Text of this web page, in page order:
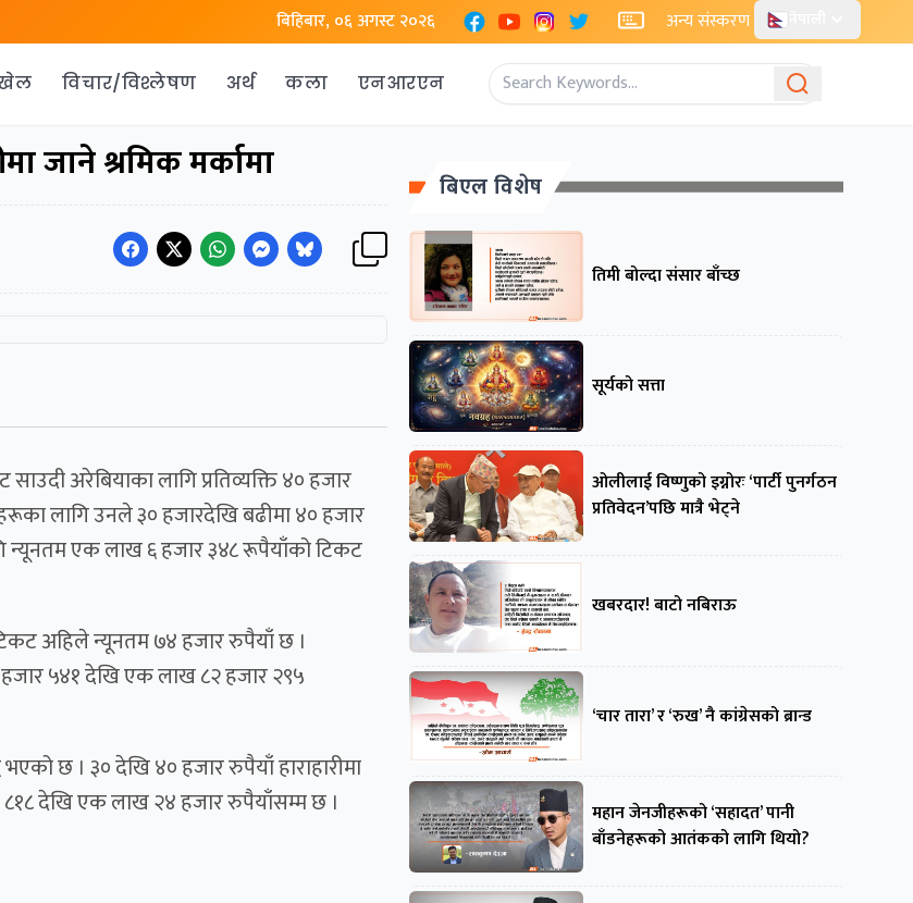
बिहिबार, ०६ अगस्ट २०२६ FacebookYouTubeInstagram
X अन्य संस्करण
विचार/विश्लेषण अर्थ कला एनआरएन
जाने श्रमिक मर्कामा
अरेबियाका लागि प्रतिव्यक्ति ४० हजार
लागि उनले ३० हजारदेखि बढीमा ४० हजार
न्यूनतम एक लाख ६ हजार ३४८ रूपैयाँको टिकट
अहिले न्यूनतम ७४ हजार रुपैयाँ छ ।
हजार ५४१ देखि एक लाख ८२ हजार २९५
छ । ३० देखि ४० हजार रुपैयाँ हाराहारीमा
देखि एक लाख २४ हजार रुपैयाँसम्म छ ।
बिएल विशेष
तिमी बोल्दा संसार बाँच्छ
सूर्यको सत्ता
ओलीलाई विष्णुको इग्नोरः ‘पार्टी पुनर्गठन
प्रतिवेदन’पछि मात्रै भेट्ने
खबरदार! बाटो नबिराऊ
‘चार तारा’ र ‘रुख’ नै कांग्रेसको ब्रान्ड
महान जेनजीहरूको ‘सहादत’ पानी
बाँडनेहरूको आतंकको लागि थियो?